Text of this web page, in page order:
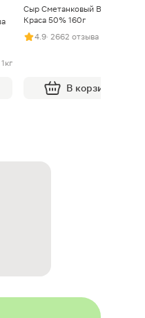
Сыр Сметанковый Варвара
Краса 50% 160г
4.9· 2662 отзыва
В корзину